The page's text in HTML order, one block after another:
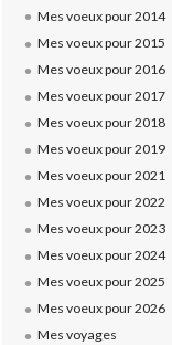
Mes voeux pour 2014
Mes voeux pour 2015
Mes voeux pour 2016
Mes voeux pour 2017
Mes voeux pour 2018
Mes voeux pour 2019
Mes voeux pour 2021
Mes voeux pour 2022
Mes voeux pour 2023
Mes voeux pour 2024
Mes voeux pour 2025
Mes voeux pour 2026
Mes voyages